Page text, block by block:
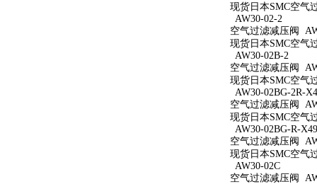
现货日本SMC空气
AW30-02-2
空气过滤减压阀
现货日本SMC空气
AW30-02B-2
空气过滤减压阀
现货日本SMC空气
AW30-02BG-2R-
空气过滤减压阀
现货日本SMC空气
AW30-02BG-R-
空气过滤减压阀
现货日本SMC空气
AW30-02C
空气过滤减压阀